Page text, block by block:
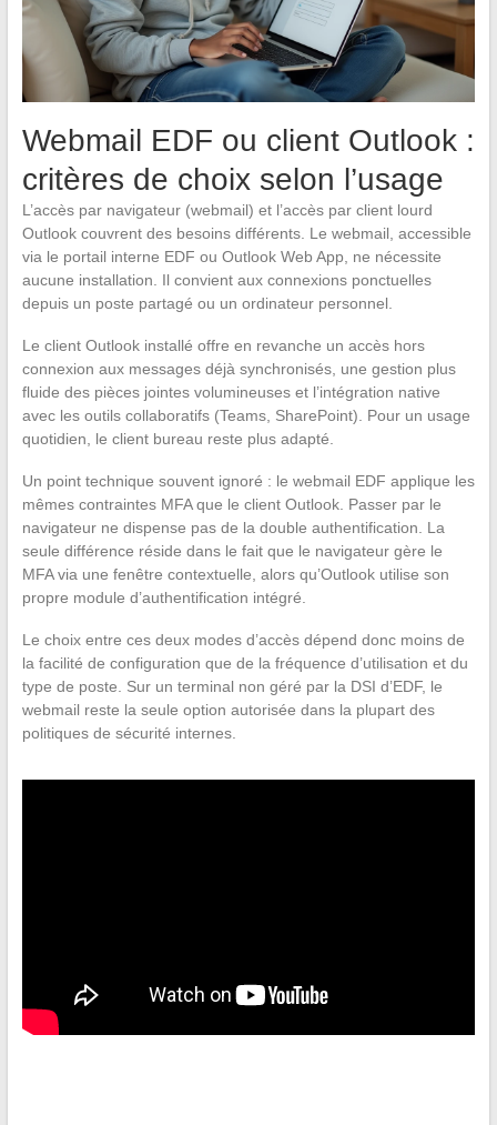
Webmail EDF ou client Outlook :
critères de choix selon l’usage
L’accès par navigateur (webmail) et l’accès par client lourd
Outlook couvrent des besoins différents. Le webmail, accessible
via le portail interne EDF ou Outlook Web App, ne nécessite
aucune installation. Il convient aux connexions ponctuelles
depuis un poste partagé ou un ordinateur personnel.
Le client Outlook installé offre en revanche un accès hors
connexion aux messages déjà synchronisés, une gestion plus
fluide des pièces jointes volumineuses et l’intégration native
avec les outils collaboratifs (Teams, SharePoint). Pour un usage
quotidien, le client bureau reste plus adapté.
Un point technique souvent ignoré : le webmail EDF applique les
mêmes contraintes MFA que le client Outlook. Passer par le
navigateur ne dispense pas de la double authentification. La
seule différence réside dans le fait que le navigateur gère le
MFA via une fenêtre contextuelle, alors qu’Outlook utilise son
propre module d’authentification intégré.
Le choix entre ces deux modes d’accès dépend donc moins de
la facilité de configuration que de la fréquence d’utilisation et du
type de poste. Sur un terminal non géré par la DSI d’EDF, le
webmail reste la seule option autorisée dans la plupart des
politiques de sécurité internes.